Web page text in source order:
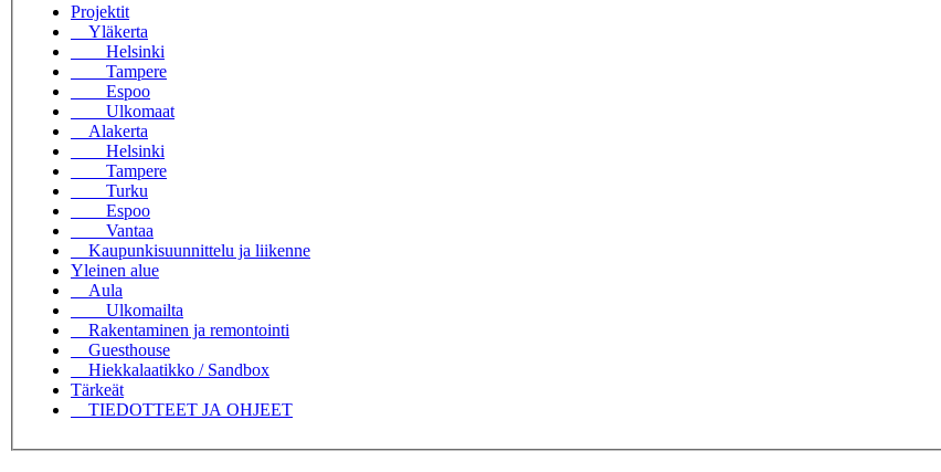
Projektit
Yläkerta
Helsinki
Tampere
Espoo
Ulkomaat
Alakerta
Helsinki
Tampere
Turku
Espoo
Vantaa
Kaupunkisuunnittelu ja liikenne
Yleinen alue
Aula
Ulkomailta
Rakentaminen ja remontointi
Guesthouse
Hiekkalaatikko / Sandbox
Tärkeät
TIEDOTTEET JA OHJEET